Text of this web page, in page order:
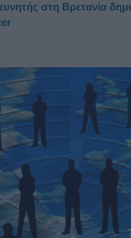
στη Βρετανία